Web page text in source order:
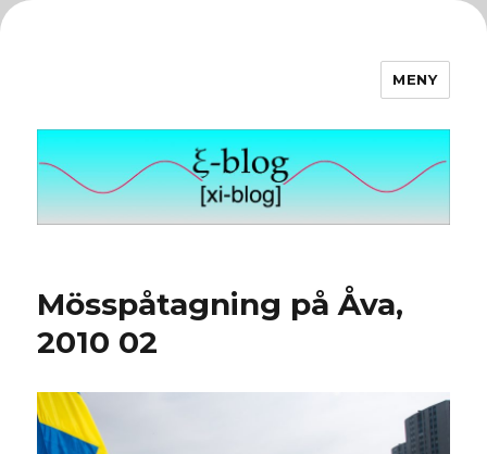
MENY
Mösspåtagning på Åva,
2010 02